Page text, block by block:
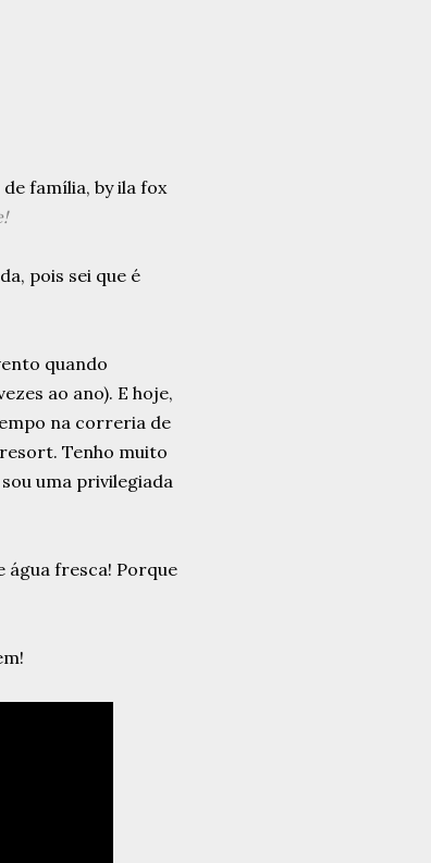
pois sei que é
quando
ao ano). E hoje,
na correria de
Tenho muito
uma privilegiada
água fresca! Porque